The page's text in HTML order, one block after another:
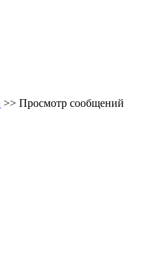
>> Просмотр сообщений